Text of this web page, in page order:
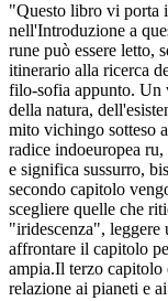
"Questo libro vi porta
nell'Introduzione a
rune può essere letto,
itinerario alla ricerca
filo-sofia appunto. Un
della natura,
mito vichingo sotteso
radice indoeuropea
e significa sussurro,
secondo capitolo
scegliere quelle che
"iridescenza",
affrontare il capitolo
ampia.Il terzo capitolo
relazione ai pianeti e